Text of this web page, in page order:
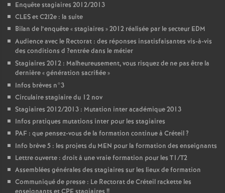
Enquête stagiaires 2012/2013
CLESet C2I2e : la suite
Bilan de l’enquête «stagiaires » 2012 réalisée par le secteur EDM
Audience avec le Rectorat : des réponses insatisfaisantes vis-à-vis
des conditions d ?entrée dans le métier
Stagiaires 2012 : Malheureusement, vous risquez de ne pas être la
dernière «génération sacrifiée»
Infos brèves n°3
Circulaire stagiaire du 12 nov
Stagiaires 2012/2013 : Mutation inter académique 2013
Infos pratiques mutations inter pour les stagiaires
PAF : que pensez-vous de la formation continue à Créteil?
Info brève 5 : les projets du MEN pour la formation des enseignants
Lettre ouverte : droit à une vraie formation pour les T1/T2
Assemblées générales des stagiaires sur les lieux de formation
Communiqué de presse : Le Rectorat de Créteil rackette les